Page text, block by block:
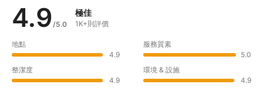
4.9/5.0
極佳
1K+則評價
地點
4.9
服務質素
5.0
整潔度
4.9
環境 & 設施
4.9